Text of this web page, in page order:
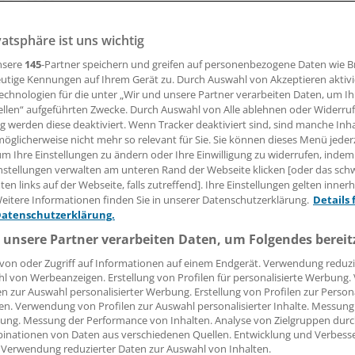
wirklich keiner hin? In zwei eher ländlich geprägten
Die KV lockt Praxisgründer jetzt mit großzügiger
Schlingensiepen
06:33 Uhr
drohenden Engpass in der hausärztlichen Versorgung
Senne und Sennestadt abzuwenden, hat sich die
Lippe (KVWL) zu einem ungewöhnlichen Schritt
die Niederlassung von Hausärzten innerhalb einer
war immer schon ein für Hausärzte geöffneter Bereich,
ist uns wichtig
145-Partner speichern und greifen auf personenbezogene Daten wie
Kennungen auf Ihrem Gerät zu. Durch Auswahl von Akzeptieren
für die unter „Wir und unsere Partner verarbeiten Daten, um
aufgeführten Zwecke. Durch Auswahl von Alle ablehnen oder
werden diese deaktiviert. Wenn Tracker deaktiviert sind, sind manche
nicht mehr so relevant für Sie. Sie können dieses Menü
Ihre Einstellungen zu ändern oder Ihre Einwilligung zu widerrufen, indem
verwalten am unteren Rand der Webseite klicken [oder das
links auf der Webseite, falls zutreffend]. Ihre Einstellungen gelten
Informationen finden Sie in unserer Datenschutzerklärung. Details
Partner verarbeiten Daten, um Folgendes
oder Zugriff auf Informationen auf einem Endgerät. Verwendung
von Werbeanzeigen. Erstellung von Profilen für personalisierte
zur Auswahl personalisierter Werbung. Erstellung von Profilen zur
Verwendung von Profilen zur Auswahl personalisierter Inhalte.
Messung der Performance von Inhalten. Analyse von Zielgruppen
von Daten aus verschiedenen Quellen. Entwicklung und
reduzierter Daten zur Auswahl von Inhalten.